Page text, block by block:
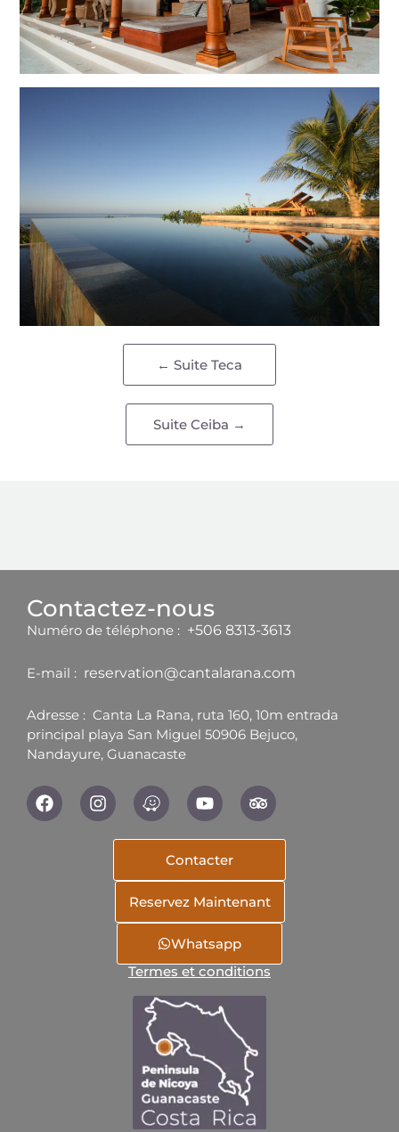
← Suite Teca
Suite Ceiba →
Contactez-nous​
Numéro de téléphone : +506 8313-3613
E-mail : reservation@cantalarana.com
Adresse : Canta La Rana, ruta 160, 10m entrada
principal playa San Miguel 50906 Bejuco,
Nandayure, Guanacaste
Contacter
Reservez Maintenant
Whatsapp
Termes et conditions